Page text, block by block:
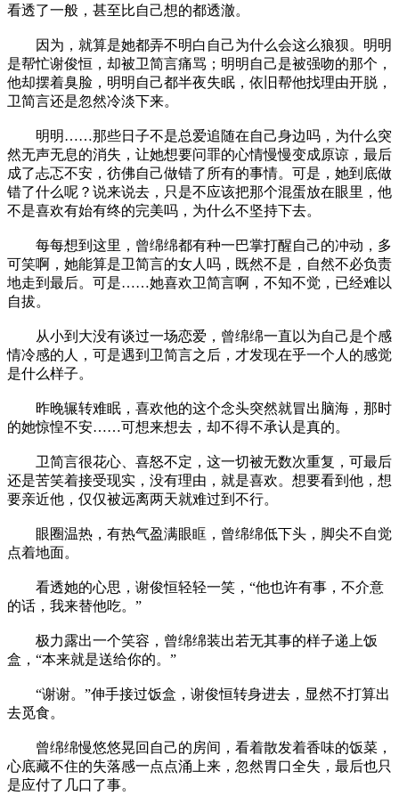
看透了一般，甚至比自己想的都透澈。
因为，就算是她都弄不明白自己为什么会这么狼狈。明明
是帮忙谢俊恒，却被卫简言痛骂；明明自己是被强吻的那个，
他却摆着臭脸，明明自己都半夜失眠，依旧帮他找理由开脱，
卫简言还是忽然冷淡下来。
明明……那些日子不是总爱追随在自己身边吗，为什么突
然无声无息的消失，让她想要问罪的心情慢慢变成原谅，最后
成了忐忑不安，彷佛自己做错了所有的事情。可是，她到底做
错了什么呢？说来说去，只是不应该把那个混蛋放在眼里，他
不是喜欢有始有终的完美吗，为什么不坚持下去。
每每想到这里，曾绵绵都有种一巴掌打醒自己的冲动，多
可笑啊，她能算是卫简言的女人吗，既然不是，自然不必负责
地走到最后。可是……她喜欢卫简言啊，不知不觉，已经难以
自拔。
从小到大没有谈过一场恋爱，曾绵绵一直以为自己是个感
情冷感的人，可是遇到卫简言之后，才发现在乎一个人的感觉
是什么样子。
昨晚辗转难眠，喜欢他的这个念头突然就冒出脑海，那时
的她惊惶不安……可想来想去，却不得不承认是真的。
卫简言很花心、喜怒不定，这一切被无数次重复，可最后
还是苦笑着接受现实，没有理由，就是喜欢。想要看到他，想
要亲近他，仅仅被远离两天就难过到不行。
眼圈温热，有热气盈满眼眶，曾绵绵低下头，脚尖不自觉
点着地面。
看透她的心思，谢俊恒轻轻一笑，“他也许有事，不介意
的话，我来替他吃。”
极力露出一个笑容，曾绵绵装出若无其事的样子递上饭
盒，“本来就是送给你的。”
“谢谢。”伸手接过饭盒，谢俊恒转身进去，显然不打算出
去觅食。
曾绵绵慢悠悠晃回自己的房间，看着散发着香味的饭菜，
心底藏不住的失落感一点点涌上来，忽然胃口全失，最后也只
是应付了几口了事。